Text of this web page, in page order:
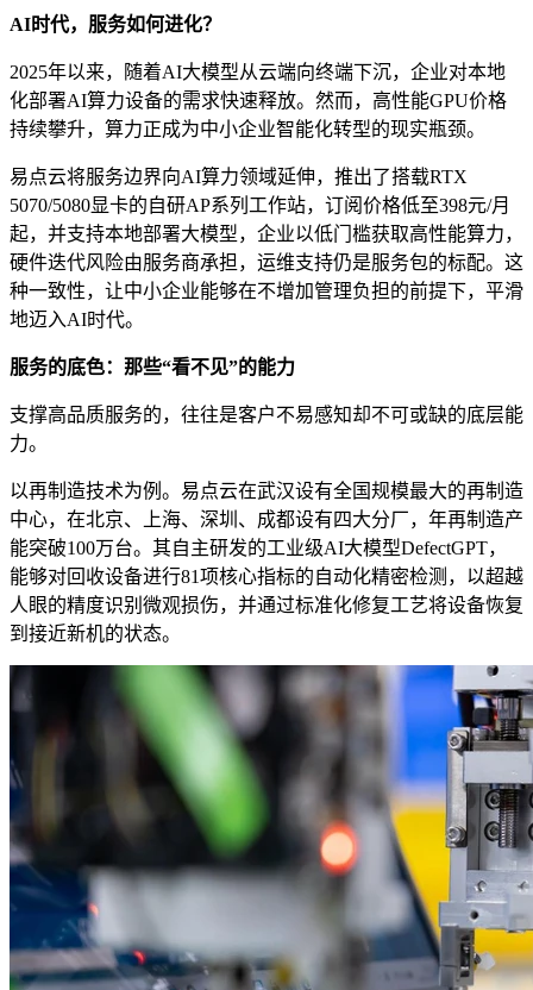
AI时代，服务如何进化？
2025年以来，随着AI大模型从云端向终端下沉，企业对本地
化部署AI算力设备的需求快速释放。然而，高性能GPU价格
持续攀升，算力正成为中小企业智能化转型的现实瓶颈。
易点云将服务边界向AI算力领域延伸，推出了搭载RTX
5070/5080显卡的自研AP系列工作站，订阅价格低至398元/月
起，并支持本地部署大模型，企业以低门槛获取高性能算力，
硬件迭代风险由服务商承担，运维支持仍是服务包的标配。这
种一致性，让中小企业能够在不增加管理负担的前提下，平滑
地迈入AI时代。
服务的底色：那些“看不见”的能力
支撑高品质服务的，往往是客户不易感知却不可或缺的底层能
力。
以再制造技术为例。易点云在武汉设有全国规模最大的再制造
中心，在北京、上海、深圳、成都设有四大分厂，年再制造产
能突破100万台。其自主研发的工业级AI大模型DefectGPT，
能够对回收设备进行81项核心指标的自动化精密检测，以超越
人眼的精度识别微观损伤，并通过标准化修复工艺将设备恢复
到接近新机的状态。